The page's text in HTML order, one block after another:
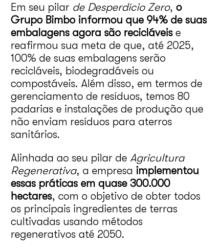
Em seu pilar de Desperdício Zero,o
Grupo Bimbo informou que 94% de suas
embalagens agora são recicláveise
reafirmou sua meta de que, até 2025,
100% de suas embalagens serão
recicláveis, biodegradáveis ou
compostáveis. Além disso, em termos de
gerenciamento de resíduos, temos 80
padarias e instalações de produção que
não enviam resíduos para aterros
sanitários.
Alinhada ao seu pilar de Agricultura
Regenerativa, a empresa implementou
essas práticas em quase 300.000
hectares, com o objetivo de obter todos
os principais ingredientes de terras
cultivadas usando métodos
regenerativos até 2050.